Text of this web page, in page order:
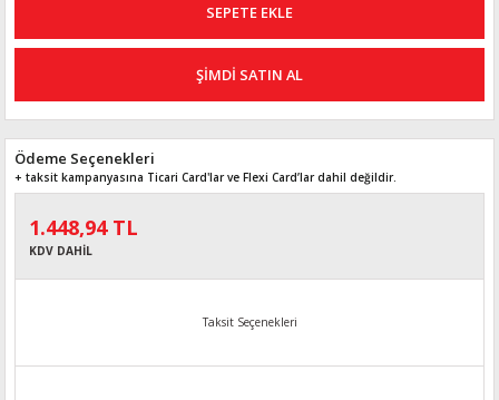
SEPETE EKLE
ŞİMDİ SATIN AL
Ödeme Seçenekleri
+ taksit kampanyasına Ticari Card'lar ve Flexi Card’lar dahil değildir.
1.448,94 TL
KDV DAHİL
Taksit Seçenekleri